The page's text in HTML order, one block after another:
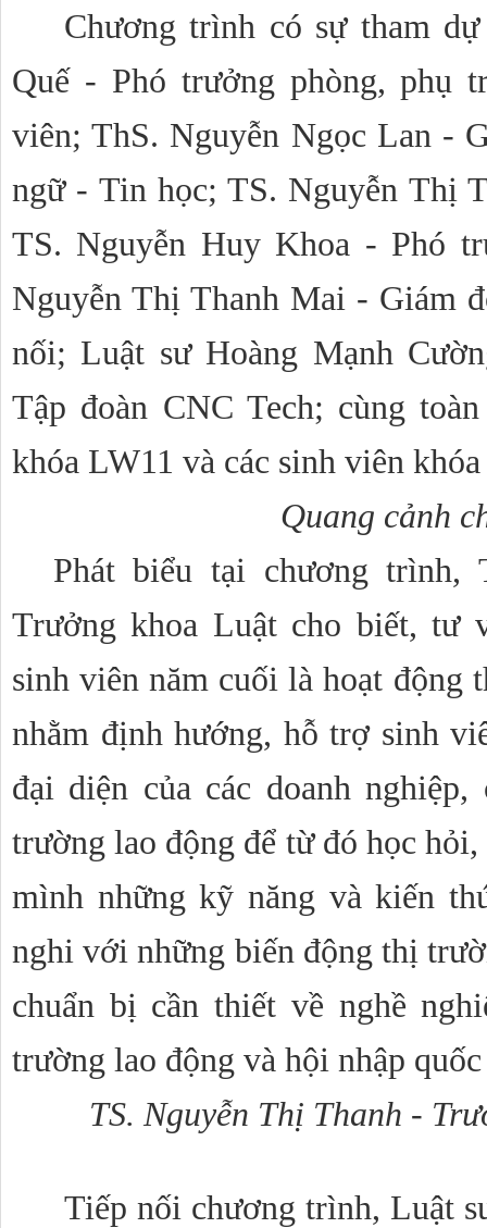
Chương trình có sự tham
Quế - Phó trưởng phòng, phụ
viên; ThS. Nguyễn Ngọc Lan -
ngữ - Tin học; TS. Nguyễn Thị
TS. Nguyễn Huy Khoa - Phó
Nguyễn Thị Thanh Mai - Giám
nối; Luật sư Hoàng Mạnh
Tập đoàn CNC Tech; cùng
khóa LW11 và các sinh viên
Quang cảnh
Phát biểu tại chương trình,
Trưởng khoa Luật cho biết, tư
sinh viên năm cuối là hoạt động
nhằm định hướng, hỗ trợ sinh
đại diện của các doanh
trường lao động để từ đó học
mình những kỹ năng và kiến
nghi với những biến động thị
chuẩn bị cần thiết về nghề
trường lao động và hội nhập
TS. Nguyễn Thị Thanh -
Tiếp nối chương trình, Luật